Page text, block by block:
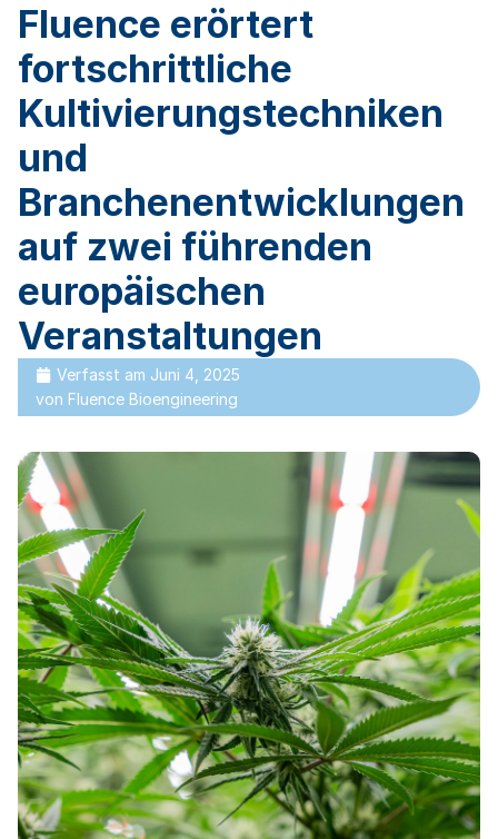
Fluence erörtert
fortschrittliche
Kultivierungstechniken
und
Branchenentwicklungen
auf zwei führenden
europäischen
Veranstaltungen
Verfasst am Juni 4, 2025
von Fluence Bioengineering